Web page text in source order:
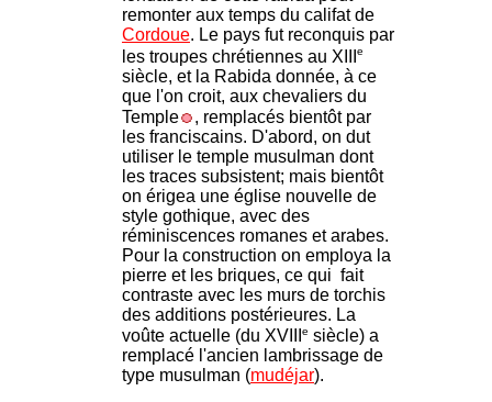
remonter aux temps du califat de
Cordoue. Le pays fut reconquis par
les troupes chrétiennes au XIII
e
siècle, et la Rabida donnée, à ce
que l'on croit, aux chevaliers du
Temple
, remplacés bientôt par
les franciscains. D'abord, on dut
utiliser le temple musulman dont
les traces subsistent; mais bientôt
on érigea une église nouvelle de
style gothique, avec des
réminiscences romanes et arabes.
Pour la construction on employa la
pierre et les briques, ce qui fait
contraste avec les murs de torchis
des additions postérieures. La
voûte actuelle (du XVIII
e siècle) a
remplacé l'ancien lambrissage de
type musulman (mudéjar).